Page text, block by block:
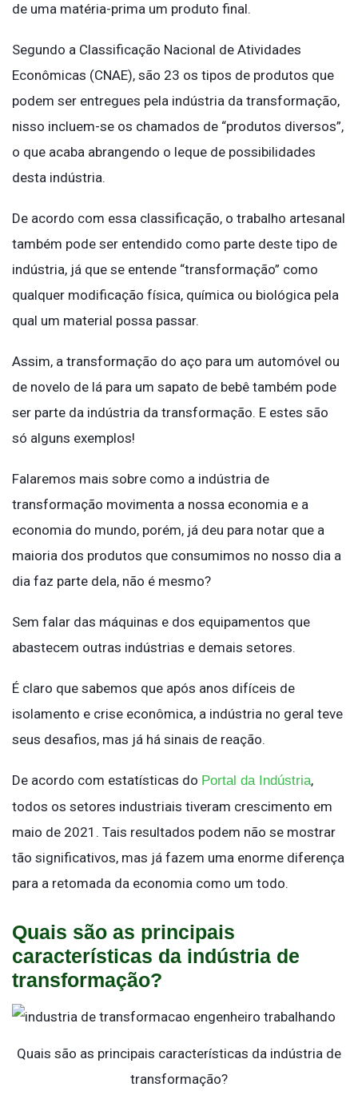
de uma matéria-prima um produto final.
Segundo a Classificação Nacional de Atividades
Econômicas (CNAE), são 23 os tipos de produtos que
podem ser entregues pela indústria da transformação,
nisso incluem-se os chamados de “produtos diversos”,
o que acaba abrangendo o leque de possibilidades
desta indústria.
De acordo com essa classificação, o trabalho artesanal
também pode ser entendido como parte deste tipo de
indústria, já que se entende “transformação” como
qualquer modificação física, química ou biológica pela
qual um material possa passar.
Assim, a transformação do aço para um automóvel ou
de novelo de lá para um sapato de bebê também pode
ser parte da indústria da transformação. E estes são
só alguns exemplos!
Falaremos mais sobre como a indústria de
transformação movimenta a nossa economia e a
economia do mundo, porém, já deu para notar que a
maioria dos produtos que consumimos no nosso dia a
dia faz parte dela, não é mesmo?
Sem falar das máquinas e dos equipamentos que
abastecem outras indústrias e demais setores.
É claro que sabemos que após anos difíceis de
isolamento e crise econômica, a indústria no geral teve
seus desafios, mas já há sinais de reação.
De acordo com estatísticas do Portal da Indústria,
todos os setores industriais tiveram crescimento em
maio de 2021. Tais resultados podem não se mostrar
tão significativos, mas já fazem uma enorme diferença
para a retomada da economia como um todo.
Quais são as principais
características da indústria de
transformação?
Quais são as principais características da indústria de
transformação?